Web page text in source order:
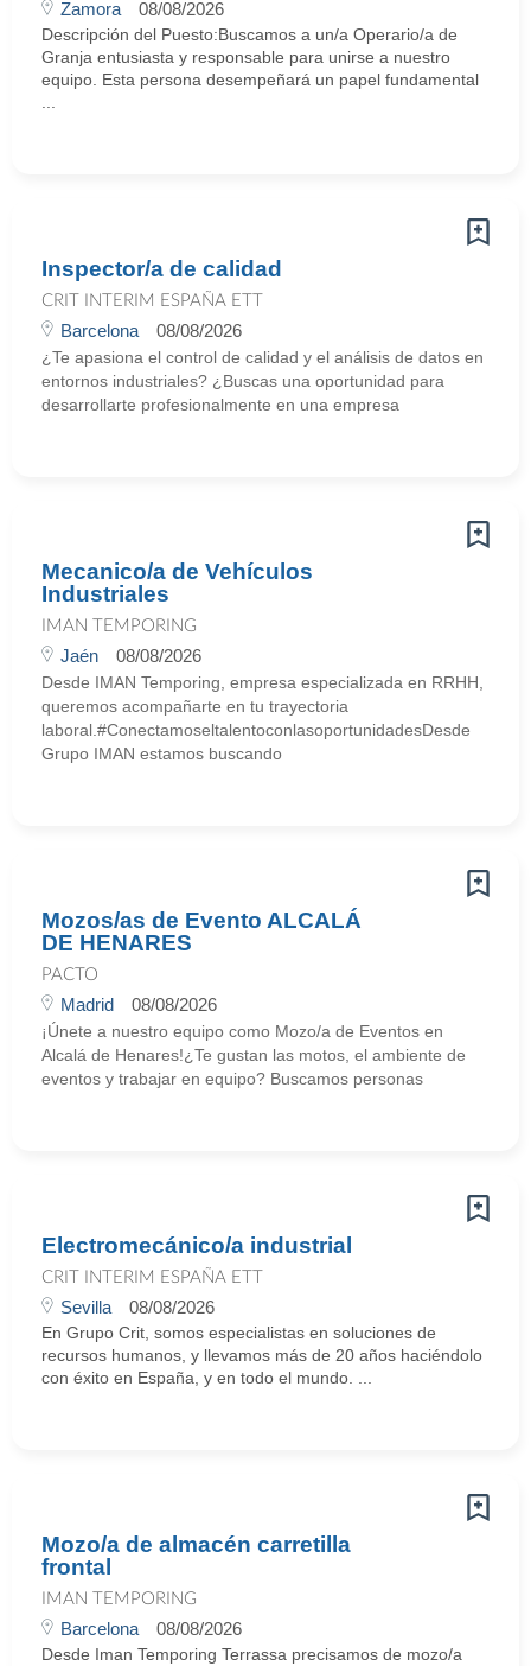
Zamora 08/08/2026
Descripción del Puesto:Buscamos a un/a Operario/a de
Granja entusiasta y responsable para unirse a nuestro
equipo. Esta persona desempeñará un papel fundamental
Inspector/a de calidad
CRIT INTERIM ESPAÑA ETT
Barcelona 08/08/2026
¿Te apasiona el control de calidad y el análisis de datos en
entornos industriales? ¿Buscas una oportunidad para
desarrollarte profesionalmente en una empresa
Mecanico/a de Vehículos
Industriales
IMAN TEMPORING
Jaén 08/08/2026
Desde IMAN Temporing, empresa especializada en RRHH,
queremos acompañarte en tu trayectoria
laboral.#ConectamoseltalentoconlasoportunidadesDesde
Grupo IMAN estamos buscando
Mozos/as de Evento ALCALÁ
DE HENARES
PACTO
Madrid 08/08/2026
¡Únete a nuestro equipo como Mozo/a de Eventos en
Alcalá de Henares!¿Te gustan las motos, el ambiente de
eventos y trabajar en equipo? Buscamos personas
Electromecánico/a industrial
CRIT INTERIM ESPAÑA ETT
Sevilla 08/08/2026
En Grupo Crit, somos especialistas en soluciones de
recursos humanos, y llevamos más de 20 años haciéndolo
con éxito en España, y en todo el mundo. ...
Mozo/a de almacén carretilla
frontal
IMAN TEMPORING
Barcelona 08/08/2026
Desde Iman Temporing Terrassa precisamos de mozo/a